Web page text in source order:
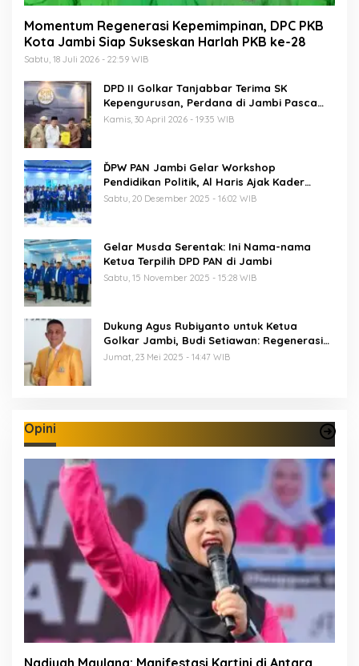
Momentum Regenerasi Kepemimpinan, DPC PKB
Kota Jambi Siap Sukseskan Harlah PKB ke-28
Sabtu, 18 Juli 2026 - 22:59 WIB
DPD II Golkar Tanjabbar Terima SK
Kepengurusan, Perdana di Jambi Pasca
Musda
Kamis, 30 April 2026 - 19:35 WIB
ĎPW PAN Jambi Gelar Workshop
Pendidikan Politik, Al Haris Ajak Kader
Perkuat Soliditas Jelang Pemilu 2029
Sabtu, 20 Desember 2025 - 16:02 WIB
Gelar Musda Serentak: Ini Nama-nama
Ketua Terpilih DPD PAN di Jambi
Sabtu, 15 November 2025 - 15:28 WIB
Dukung Agus Rubiyanto untuk Ketua
Golkar Jambi, Budi Setiawan: Regenerasi
Kepemimpinan Wajib Berjalan
Jumat, 23 Mei 2025 - 14:47 WIB
Opini